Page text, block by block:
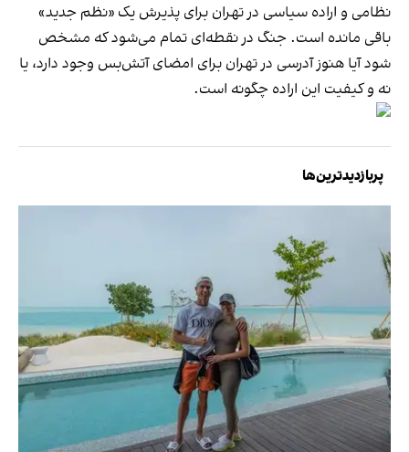
نظامی و اراده سیاسی در تهران برای پذیرش یک «نظم جدید»
باقی مانده است. جنگ در نقطه‌ای تمام می‌شود که مشخص
شود آیا هنوز آدرسی در تهران برای امضای آتش‌بس وجود دارد، یا
نه و کیفیت این اراده چگونه است.
پربازدیدترین‌ها